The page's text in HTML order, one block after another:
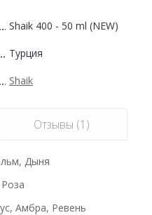
Shaik 400 - 50 ml (NEW)
Турция
Shaik
Отзывы (1)
Дыня
Амбра, Ревень